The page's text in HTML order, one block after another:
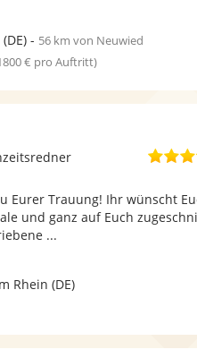
(DE)- 56 km von Neuwied
€ pro Auftritt)
Eurer Trauung! Ihr wünscht
und ganz auf Euch
...
Rhein (DE)